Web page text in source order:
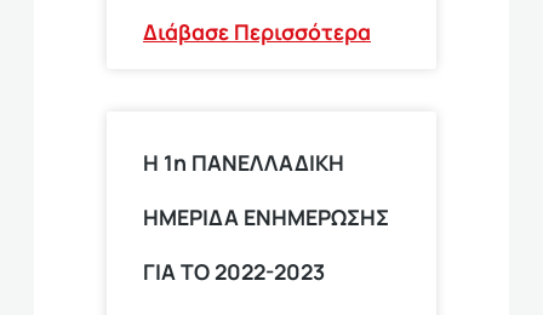
Διάβασε Περισσότερα
Η 1η ΠΑΝΕΛΛΑΔΙΚΗ
ΗΜΕΡΙΔΑ ΕΝΗΜΕΡΩΣΗΣ
ΓΙΑ ΤΟ 2022-2023